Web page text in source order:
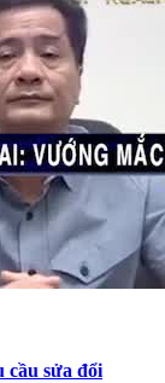
cầu sửa đổi